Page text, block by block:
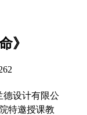
》
德设计有限公
特邀授课教